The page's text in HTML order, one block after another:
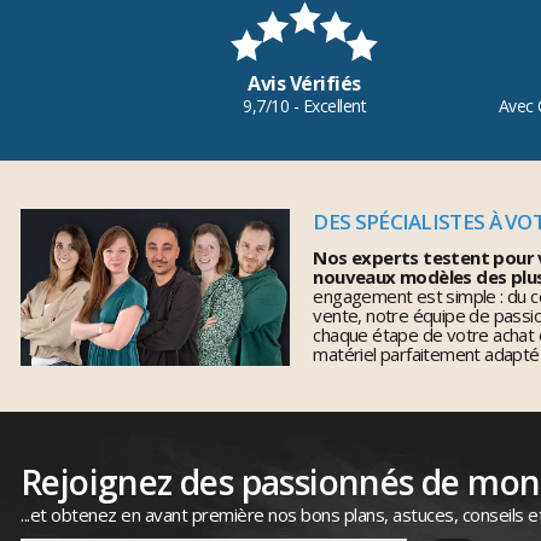
Avis Vérifiés
9,7/10 - Excellent Avec
DES SPÉCIALISTES À
Nos experts testent pour
nouveaux modèles des
engagement est simple : du
vente, notre équipe de
chaque étape de votre
matériel parfaitement
Rejoignez des passionnés de
...et obtenez en avant première nos bons plans, astuces, conseils